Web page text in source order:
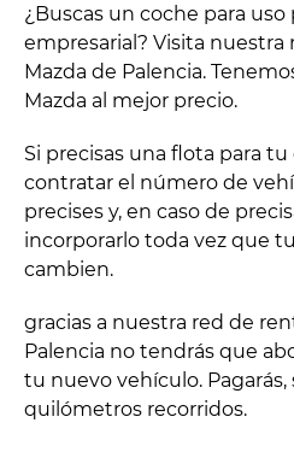
¿Buscas un coche para uso
empresarial? Visita
Mazda de Palencia.
Mazda al mejor precio.
Si precisas una flota para
contratar el número de
precises y, en caso de
incorporarlo toda vez que
cambien.
gracias a nuestra red de
Palencia no tendrás que
tu nuevo vehículo.
quilómetros recorridos.